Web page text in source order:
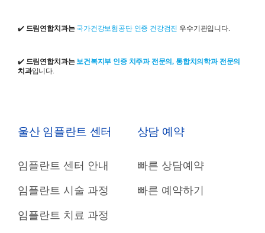
✔️ 드림연합치과는 국가건강보험공단 인증 건강검진 우수기관입니다.
✔️ 드림연합치과는 보건복지부 인증 치주과 전문의, 통합치의학과 전문의
치과입니다.
울산 임플란트 센터
임플란트 센터 안내
임플란트 시술 과정
임플란트 치료 과정
상담 예약
빠른 상담예약
빠른 예약하기